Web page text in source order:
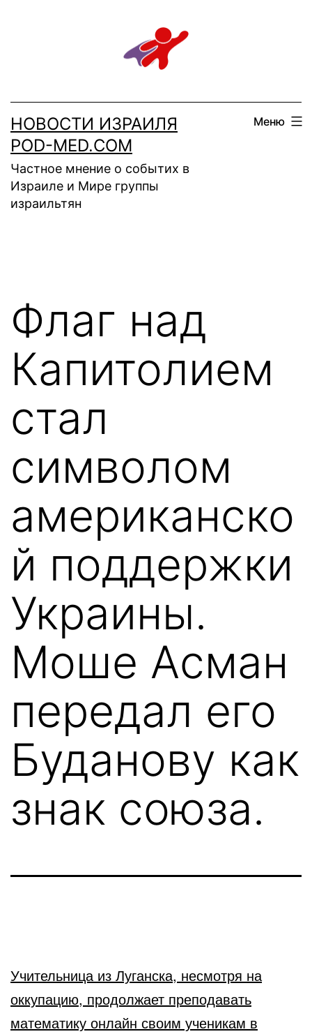
НОВОСТИ ИЗРАИЛЯ
POD-MED.COM
Частное мнение о событих в
Израиле и Мире группы
израильтян
Меню
Флаг над
Капитолием
стал
символом
американско
й поддержки
Украины.
Моше Асман
передал его
Буданову как
знак союза.
Учительница из Луганска, несмотря на
оккупацию, продолжает преподавать
математику онлайн своим ученикам в